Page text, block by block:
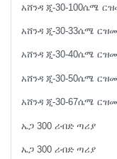
አሸንዳ ጂ-30-100ሴሜ
አሸንዳ ጂ-30-33ሴሜ
አሸንዳ ጂ-30-40ሴሜ
አሸንዳ ጂ-30-50ሴሜ
አሸንዳ ጂ-30-67ሴሜ
ኤጋ 300 ሪብድ ጣሪያ
ኤጋ 300 ሪብድ ጣሪያ